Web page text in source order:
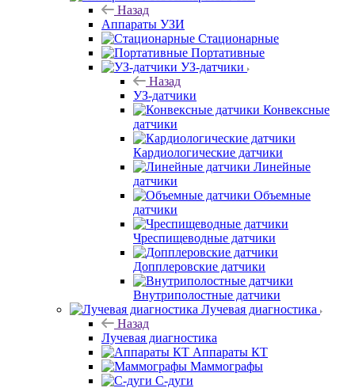
Назад
Аппараты УЗИ
Стационарные
Портативные
УЗ-датчики
Назад
УЗ-датчики
Конвексные
датчики
Кардиологические датчики
Линейные
датчики
Объемные
датчики
Чреспищеводные датчики
Допплеровские датчики
Внутриполостные датчики
Лучевая диагностика
Назад
Лучевая диагностика
Аппараты КТ
Маммографы
С-дуги